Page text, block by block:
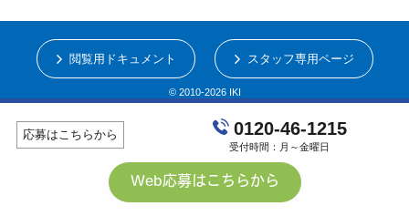
© 2010-2026 IKI
閲覧用ドキュメント スタッフ専用ページ
応募はこちらから 0120-46-1215
受付時間：月～金曜日
Web応募はこちらから